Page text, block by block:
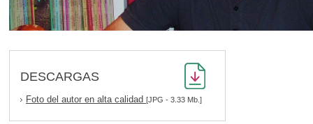
DESCARGAS
Foto del autor en alta calidad [JPG - 3.33 Mb.]